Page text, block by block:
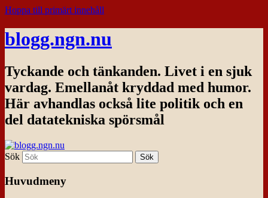
Hoppa till primärt innehåll
blogg.ngn.nu
Tyckande och tänkanden. Livet i en sjuk
vardag. Emellanåt kryddad med humor.
Här avhandlas också lite politik och en
del datatekniska spörsmål
Sök
Huvudmeny